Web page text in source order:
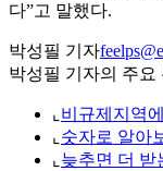
다”고 말했다.
박성필 기자
박성필 기자의 주요
⌞ 비규제지역
⌞ 숫자로 알아
⌞ 늦추면 더 받